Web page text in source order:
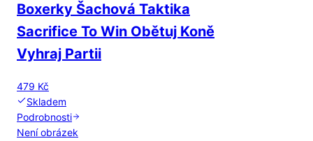
Boxerky Šachová Taktika
Sacrifice To Win Obětuj Koně
Vyhraj Partii
479 Kč
Skladem
Podrobnosti
Není obrázek